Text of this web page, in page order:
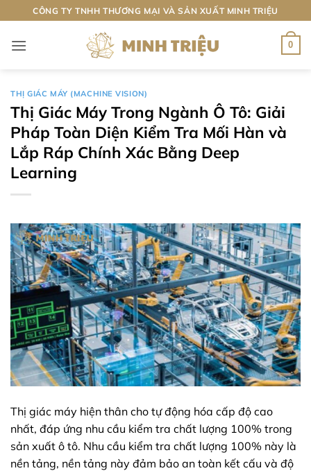
qua
nội
CÔNG TY TNHH THƯƠNG MẠI VÀ SẢN XUẤT MINH TRIỆU
0
THỊ GIÁC MÁY (MACHINE VISION)
Thị Giác Máy Trong Ngành Ô Tô: Giải
Pháp Toàn Diện Kiểm Tra Mối Hàn và
Lắp Ráp Chính Xác Bằng Deep
Learning
Thị giác máy hiện thân cho tự động hóa cấp độ cao
nhất, đáp ứng nhu cầu kiểm tra chất lượng 100% trong
sản xuất ô tô. Nhu cầu kiểm tra chất lượng 100% này là
nền tảng, nền tảng này đảm bảo an toàn kết cấu và độ